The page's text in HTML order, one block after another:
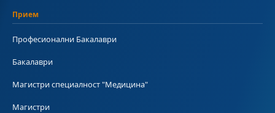
Прием
Професионални Бакалаври
Бакалаври
Магистри специалност "Медицина"
Магистри